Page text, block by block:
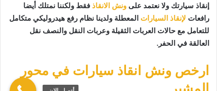
إنقاذ سيارتك ولا نعتمد على ونش الانقاذ فقط ولكننا نمتلك أيضا
رافعات لإنقاذ السيارات المعطلة ولدينا نظام رفع هيدروليكي متكامل
للتعامل مع حالات العربات الثقيلة وعربات النقل والنصف نقل
العالقة في الحفر.
ارخص ونش انقاذ سيارات في محور